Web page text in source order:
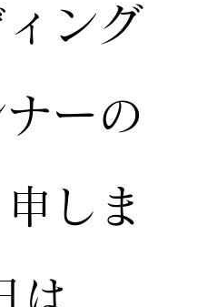
ング
ーの
しま
、